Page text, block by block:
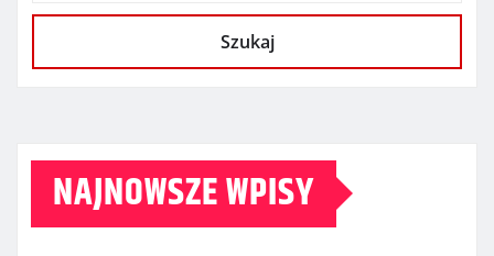
Szukaj
NAJNOWSZE WPISY